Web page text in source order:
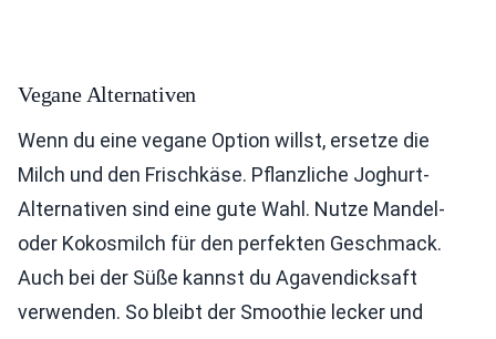
Vegane Alternativen
Wenn du eine vegane Option willst, ersetze die
Milch und den Frischkäse. Pflanzliche Joghurt-
Alternativen sind eine gute Wahl. Nutze Mandel-
oder Kokosmilch für den perfekten Geschmack.
Auch bei der Süße kannst du Agavendicksaft
verwenden. So bleibt der Smoothie lecker und